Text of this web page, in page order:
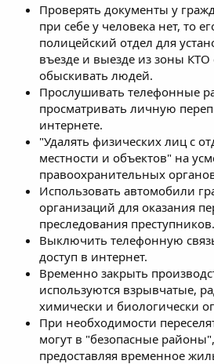
Проверять документы у
при себе у человека нет, то
полицейский отдел для
въезде и выезде из зоны КТО
обыскивать людей.
Прослушивать телефонные
просматривать личную
интернете.
"Удалять физических лиц с
местности и объектов" на
правоохранительных
Использовать автомобили
организаций для оказания
преследования преступников.
Выключить телефонную
доступ в интернет.
Временно закрыть
используются взрывчатые,
химически и биологически
При необходимости
могут в "безопасные
предоставляя временное